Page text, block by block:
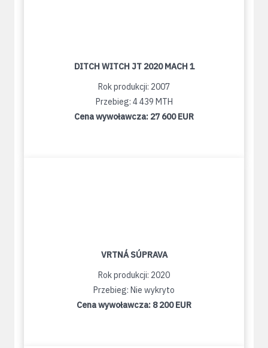
DITCH WITCH JT 2020 MACH 1
Rok produkcji: 2007
Przebieg: 4 439 MTH
Cena wywoławcza: 27 600 EUR
VRTNÁ SÚPRAVA
Rok produkcji: 2020
Przebieg: Nie wykryto
Cena wywoławcza: 8 200 EUR